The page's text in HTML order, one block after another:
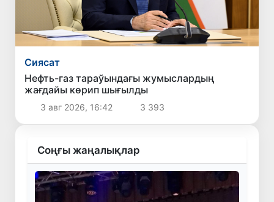
Сиясат
Нефть-газ тараўындағы жумыслардың
жағдайы көрип шығылды
3 авг 2026, 16:42 3 393
Соңғы жаңалықлар